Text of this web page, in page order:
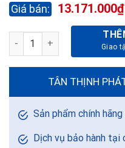
13.171.000₫
SOFA BĂNG SF46 số lượng
TÂN THỊNH
Sản phẩm chính
Dịch vụ bảo hành tại